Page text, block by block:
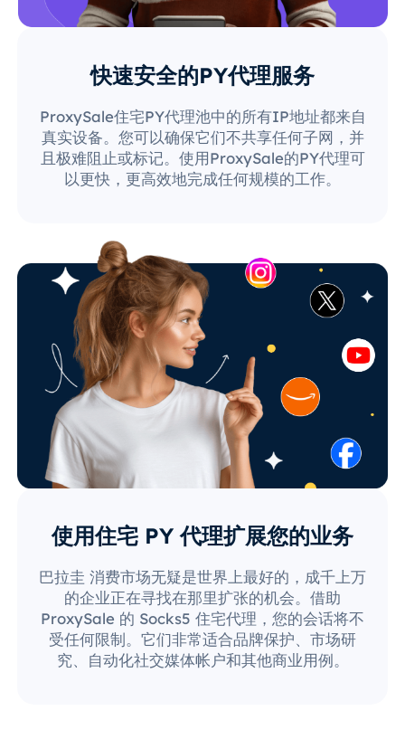
快速安全的PY代理服务
ProxySale住宅PY代理池中的所有IP地址都来自
真实设备。您可以确保它们不共享任何子网，并
且极难阻止或标记。使用ProxySale的PY代理可
以更快，更高效地完成任何规模的工作。
使用住宅 PY 代理扩展您的业务
巴拉圭 消费市场无疑是世界上最好的，成千上万
的企业正在寻找在那里扩张的机会。借助
ProxySale 的 Socks5 住宅代理，您的会话将不
受任何限制。它们非常适合品牌保护、市场研
究、自动化社交媒体帐户和其他商业用例。